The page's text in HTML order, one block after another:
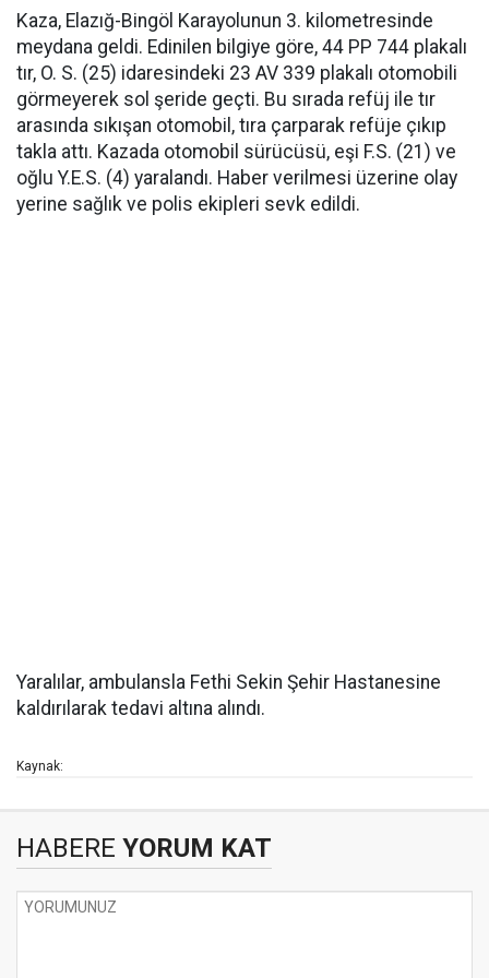
Kaza, Elazığ-Bingöl Karayolunun 3. kilometresinde
meydana geldi. Edinilen bilgiye göre, 44 PP 744 plakalı
tır, O. S. (25) idaresindeki 23 AV 339 plakalı otomobili
görmeyerek sol şeride geçti. Bu sırada refüj ile tır
arasında sıkışan otomobil, tıra çarparak refüje çıkıp
takla attı. Kazada otomobil sürücüsü, eşi F.S. (21) ve
oğlu Y.E.S. (4) yaralandı. Haber verilmesi üzerine olay
yerine sağlık ve polis ekipleri sevk edildi.
Yaralılar, ambulansla Fethi Sekin Şehir Hastanesine
kaldırılarak tedavi altına alındı.
Kaynak:
HABERE YORUM KAT